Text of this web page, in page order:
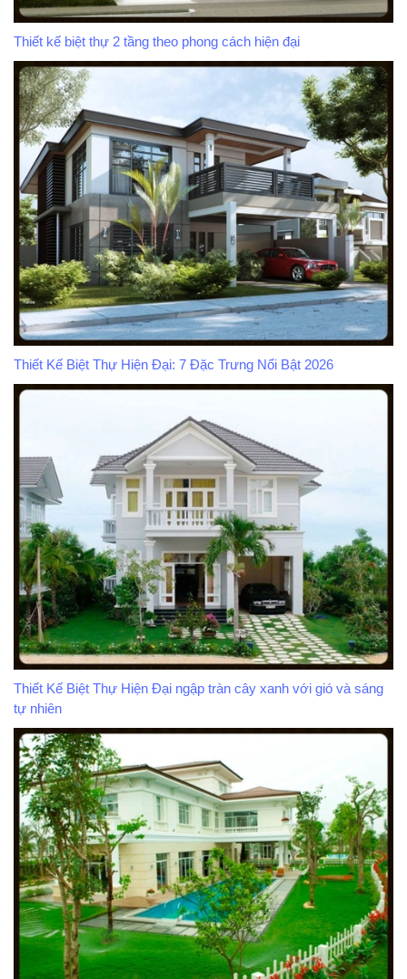
Thiết kế biệt thự 2 tầng theo phong cách hiện đại
Thiết Kế Biệt Thự Hiện Đại: 7 Đặc Trưng Nổi Bật 2026
Thiết Kế Biệt Thự Hiện Đại ngập tràn cây xanh với gió và sáng
tự nhiên